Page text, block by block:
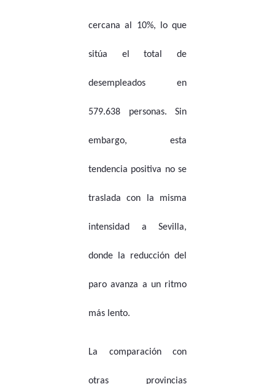
cercana al 10%, lo que
sitúa el total de
desempleados en
579.638 personas. Sin
embargo, esta
tendencia positiva no se
traslada con la misma
intensidad a Sevilla,
donde la reducción del
paro avanza a un ritmo
más lento.
La comparación con
otras provincias